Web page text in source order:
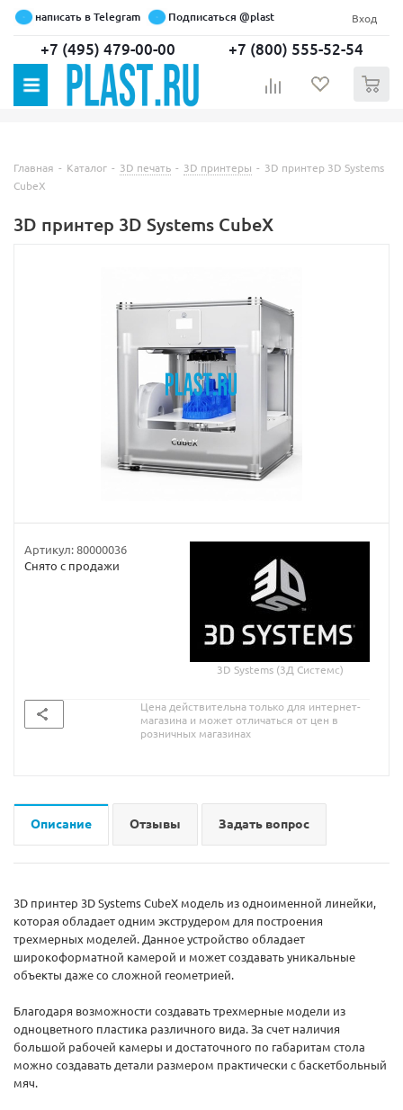
написать в Telegram Подписаться @plast Вход
+7 (495) 479-00-00 +7 (800) 555-52-54
Главная - Каталог - 3D печать - 3D принтеры - 3D принтер 3D Systems
CubeX
3D принтер 3D Systems CubeX
Артикул:80000036
Снято с продажи
3D Systems (3Д Системс)
Цена действительна только для интернет-
магазина и может отличаться от цен в
розничных магазинах
Описание Отзывы Задать вопрос
3D принтер 3D Systems CubeX модель из одноименной линейки,
которая обладает одним экструдером для построения
трехмерных моделей. Данное устройство обладает
широкоформатной камерой и может создавать уникальные
объекты даже со сложной геометрией.
Благодаря возможности создавать трехмерные модели из
одноцветного пластика различного вида. За счет наличия
большой рабочей камеры и достаточного по габаритам стола
можно создавать детали размером практически с баскетбольный
мяч.